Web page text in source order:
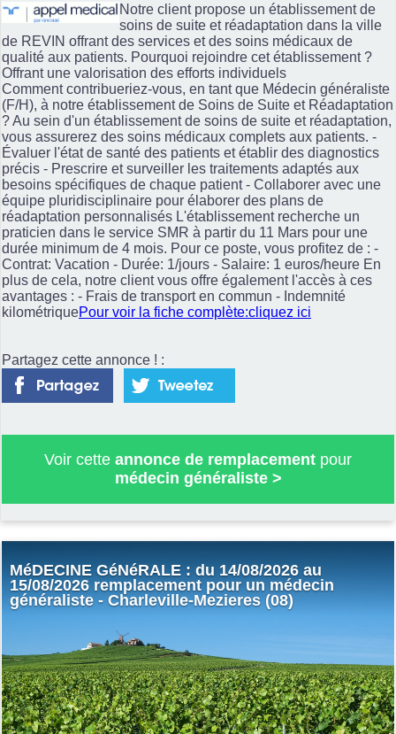
Notre client propose un établissement de
soins de suite et réadaptation dans la ville
de REVIN offrant des services et des soins médicaux de
qualité aux patients. Pourquoi rejoindre cet établissement ?
Offrant une valorisation des efforts individuels
Comment contribueriez-vous, en tant que Médecin généraliste
(F/H), à notre établissement de Soins de Suite et Réadaptation
? Au sein d'un établissement de soins de suite et réadaptation,
vous assurerez des soins médicaux complets aux patients. -
Évaluer l'état de santé des patients et établir des diagnostics
précis - Prescrire et surveiller les traitements adaptés aux
besoins spécifiques de chaque patient - Collaborer avec une
équipe pluridisciplinaire pour élaborer des plans de
réadaptation personnalisés L'établissement recherche un
praticien dans le service SMR à partir du 11 Mars pour une
durée minimum de 4 mois. Pour ce poste, vous profitez de : -
Contrat: Vacation - Durée: 1/jours - Salaire: 1 euros/heure En
plus de cela, notre client vous offre également l'accès à ces
avantages : - Frais de transport en commun - Indemnité
kilométriquePour voir la fiche complète:cliquez ici
Partagez cette annonce ! :
Voir cette annonce de remplacement pour
médecin généraliste>
MéDECINE GéNéRALE : du 14/08/2026 au
15/08/2026 remplacement pour un médecin
généraliste - Charleville-Mezieres (08)